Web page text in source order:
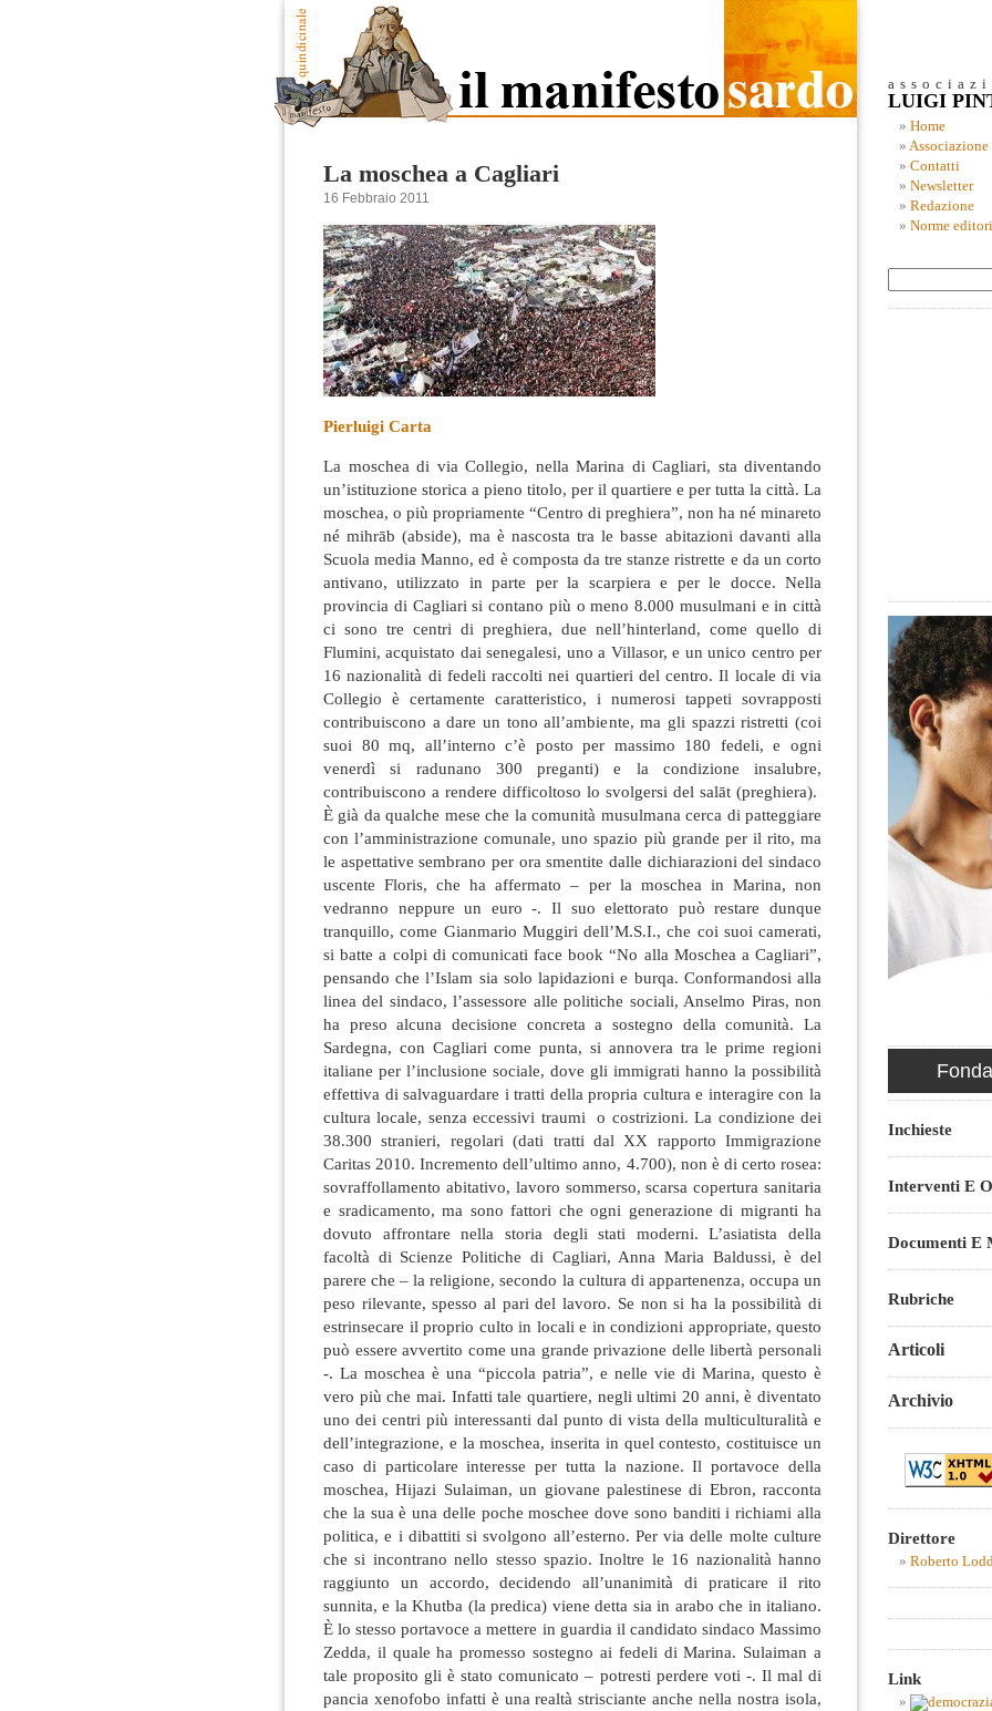
La moschea a Cagliari
16 Febbraio 2011
Pierluigi Carta
La moschea di via Collegio, nella Marina di Cagliari, sta diventando
un’istituzione storica a pieno titolo, per il quartiere e per tutta la città. La
moschea, o più propriamente “Centro di preghiera”, non ha né minareto
né mihrāb (abside), ma è nascosta tra le basse abitazioni davanti alla
Scuola media Manno, ed è composta da tre stanze ristrette e da un corto
antivano, utilizzato in parte per la scarpiera e per le docce. Nella
provincia di Cagliari si contano più o meno 8.000 musulmani e in città
ci sono tre centri di preghiera, due nell’hinterland, come quello di
Flumini, acquistato dai senegalesi, uno a Villasor, e un unico centro per
16 nazionalità di fedeli raccolti nei quartieri del centro. Il locale di via
Collegio è certamente caratteristico, i numerosi tappeti sovrapposti
contribuiscono a dare un tono all’ambiente, ma gli spazzi ristretti (coi
suoi 80 mq, all’interno c’è posto per massimo 180 fedeli, e ogni
venerdì si radunano 300 preganti) e la condizione insalubre,
contribuiscono a rendere difficoltoso lo svolgersi del salāt (preghiera).
È già da qualche mese che la comunità musulmana cerca di patteggiare
con l’amministrazione comunale, uno spazio più grande per il rito, ma
le aspettative sembrano per ora smentite dalle dichiarazioni del sindaco
uscente Floris, che ha affermato – per la moschea in Marina, non
vedranno neppure un euro -. Il suo elettorato può restare dunque
tranquillo, come Gianmario Muggiri dell’M.S.I., che coi suoi camerati,
si batte a colpi di comunicati face book “No alla Moschea a Cagliari”,
pensando che l’Islam sia solo lapidazioni e burqa. Conformandosi alla
linea del sindaco, l’assessore alle politiche sociali, Anselmo Piras, non
ha preso alcuna decisione concreta a sostegno della comunità. La
Sardegna, con Cagliari come punta, si annovera tra le prime regioni
italiane per l’inclusione sociale, dove gli immigrati hanno la possibilità
effettiva di salvaguardare i tratti della propria cultura e interagire con la
cultura locale, senza eccessivi traumi o costrizioni. La condizione dei
38.300 stranieri, regolari (dati tratti dal XX rapporto Immigrazione
Caritas 2010. Incremento dell’ultimo anno, 4.700), non è di certo rosea:
sovraffollamento abitativo, lavoro sommerso, scarsa copertura sanitaria
e sradicamento, ma sono fattori che ogni generazione di migranti ha
dovuto affrontare nella storia degli stati moderni. L’asiatista della
facoltà di Scienze Politiche di Cagliari, Anna Maria Baldussi, è del
parere che – la religione, secondo la cultura di appartenenza, occupa un
peso rilevante, spesso al pari del lavoro. Se non si ha la possibilità di
estrinsecare il proprio culto in locali e in condizioni appropriate, questo
può essere avvertito come una grande privazione delle libertà personali
-. La moschea è una “piccola patria”, e nelle vie di Marina, questo è
vero più che mai. Infatti tale quartiere, negli ultimi 20 anni, è diventato
uno dei centri più interessanti dal punto di vista della multiculturalità e
dell’integrazione, e la moschea, inserita in quel contesto, costituisce un
caso di particolare interesse per tutta la nazione. Il portavoce della
moschea, Hijazi Sulaiman, un giovane palestinese di Ebron, racconta
che la sua è una delle poche moschee dove sono banditi i richiami alla
politica, e i dibattiti si svolgono all’esterno. Per via delle molte culture
che si incontrano nello stesso spazio. Inoltre le 16 nazionalità hanno
raggiunto un accordo, decidendo all’unanimità di praticare il rito
sunnita, e la Khutba (la predica) viene detta sia in arabo che in italiano.
È lo stesso portavoce a mettere in guardia il candidato sindaco Massimo
Zedda, il quale ha promesso sostegno ai fedeli di Marina. Sulaiman a
tale proposito gli è stato comunicato – potresti perdere voti -. Il mal di
pancia xenofobo infatti è una realtà strisciante anche nella nostra isola,
LUIGI
Home
Associazione
Contatti
Newsletter
Redazione
Norme
Inchieste
Interventi E
Documenti E
Rubriche
Articoli
Archivio
Direttore
Roberto
Link